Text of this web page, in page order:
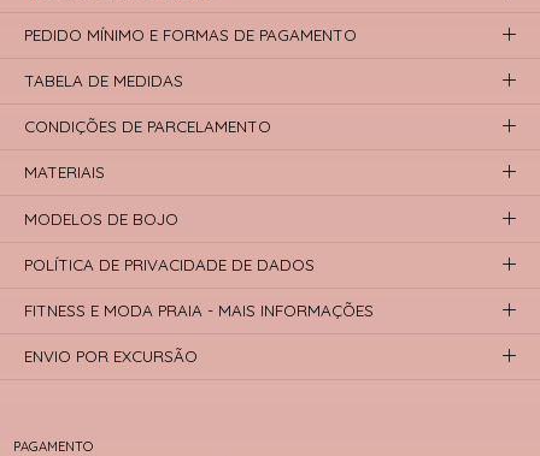
PAGAMENTO
PEDIDO MÍNIMO E FORMAS DE PAGAMENTO
TABELA DE MEDIDAS
CONDIÇÕES DE PARCELAMENTO
MATERIAIS
MODELOS DE BOJO
POLÍTICA DE PRIVACIDADE DE DADOS
FITNESS E MODA PRAIA - MAIS INFORMAÇÕES
ENVIO POR EXCURSÃO